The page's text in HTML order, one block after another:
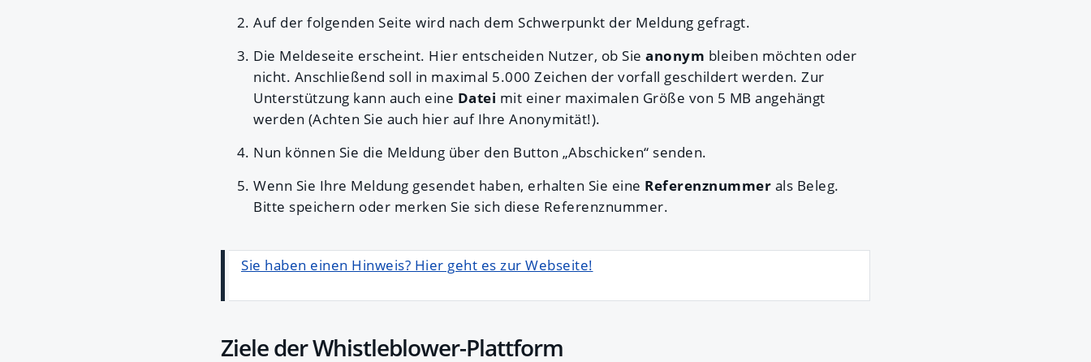
Auf der folgenden Seite wird nach dem Schwerpunkt der Meldung gefragt.
Die Meldeseite erscheint. Hier entscheiden Nutzer, ob Sie anonym bleiben möchten oder
nicht. Anschließend soll in maximal 5.000 Zeichen der vorfall geschildert werden. Zur
Unterstützung kann auch eine Datei mit einer maximalen Größe von 5 MB angehängt
werden (Achten Sie auch hier auf Ihre Anonymität!).
Nun können Sie die Meldung über den Button „Abschicken“ senden.
Wenn Sie Ihre Meldung gesendet haben, erhalten Sie eine Referenznummer als Beleg.
Bitte speichern oder merken Sie sich diese Referenznummer.
Sie haben einen Hinweis? Hier geht es zur Webseite!
Ziele der Whistleblower-Plattform